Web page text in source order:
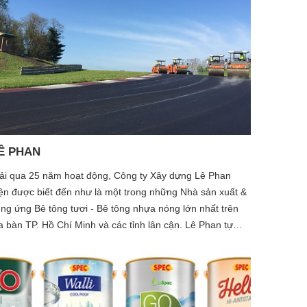
về sự tinh mỹ, chất lượng, yêu thích không gian sang
đẳng cấp. Những thiết kế và phong cách của Thảm
Hàng Kênh mang đến được sự yêu thích và sự tin
của chủ công trình.
PHAN
qua 25 năm hoạt động, Công ty Xây dựng Lê Phan
được biết đến như là một trong những Nhà sản xuất &
ứng Bê tông tươi - Bê tông nhựa nóng lớn nhất trên
bàn TP. Hồ Chí Minh và các tỉnh lân cận. Lê Phan tự
đại trên thị trường. Máy móc thiết bị của công ty do
tôi sở hữu 100% và luôn được kiểm nghiệm định kỳ
tiêu chuẩn Việt Nam và nước ngoài nhằm cung cấp